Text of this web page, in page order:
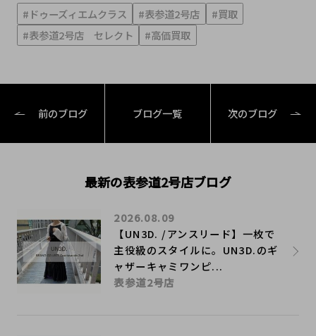
#ドゥーズィエムクラス #表参道2号店
#買取
#表参道2号店 セレクト
#高価買取
前のブログ ブログ一覧 次のブログ
最新の表参道2号店ブログ
【UN3D. /アンスリード】一枚で
主役級のスタイルに。UN3D.のギ
ャザーキャミワンピ...
2026.08.09
表参道2号店